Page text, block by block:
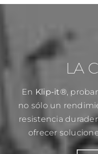
LA
En Klip-it®,
no sólo un
resistencia
ofrecer